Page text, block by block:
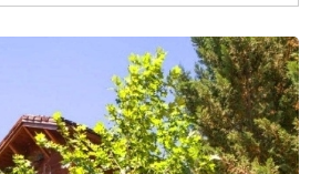
Escríbenos
Oviedo Palencia
Tarragona
Vitoria Zaragoza